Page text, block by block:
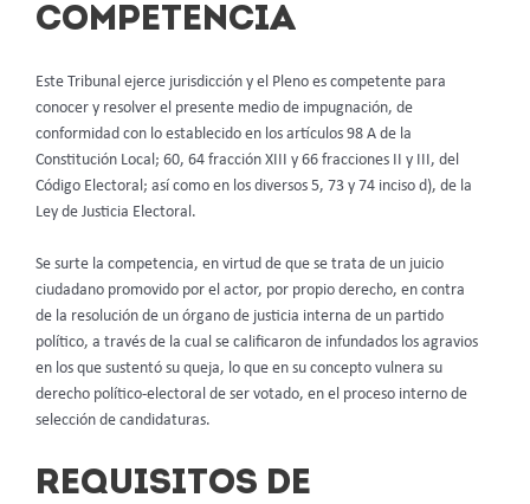
COMPETENCIA
Este Tribunal ejerce jurisdicción y el Pleno es competente para
conocer y resolver el presente medio de impugnación, de
conformidad con lo establecido en los artículos 98 A de la
Constitución Local; 60, 64 fracción XIII y 66 fracciones II y III, del
Código Electoral; así como en los diversos 5, 73 y 74 inciso d), de la
Ley de Justicia Electoral.
Se surte la competencia, en virtud de que se trata de un juicio
ciudadano promovido por el actor, por propio derecho, en contra
de la resolución de un órgano de justicia interna de un partido
político, a través de la cual se calificaron de infundados los agravios
en los que sustentó su queja, lo que en su concepto vulnera su
derecho político-electoral de ser votado, en el proceso interno de
selección de candidaturas.
REQUISITOS DE